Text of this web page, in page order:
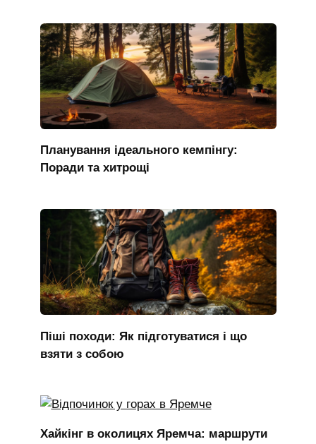
Планування ідеального кемпінгу:
Поради та хитрощі
Піші походи: Як підготуватися і що
взяти з собою
Хайкінг в околицях Яремча: маршрути